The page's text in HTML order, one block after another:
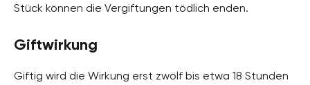
Stück können die Vergiftungen tödlich enden.
Giftwirkung
Giftig wird die Wirkung erst zwölf bis etwa 18 Stunden